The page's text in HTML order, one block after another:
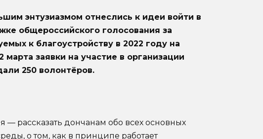
энтузиазмом отнеслись к идеи войти в
общероссийского голосования за
к благоустройству в 2022 году на
заявки на участие в организации
250 волонтёров.
— рассказать дончанам обо всех основных
о том, как в принципе работает